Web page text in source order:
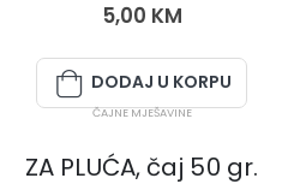
5,00 KM
DODAJ U KORPU
ČAJNE MJEŠAVINE
ZA PLUĆA, čaj 50 gr.